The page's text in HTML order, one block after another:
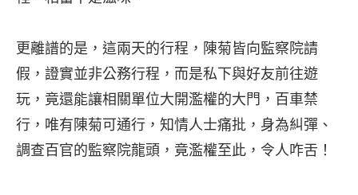
更離譜的是，這兩天的行程，陳菊皆向監察院請
假，證實並非公務行程，而是私下與好友前往遊
玩，竟還能讓相關單位大開濫權的大門，百車禁
行，唯有陳菊可通行，知情人士痛批，身為糾彈、
調查百官的監察院龍頭，竟濫權至此，令人咋舌！